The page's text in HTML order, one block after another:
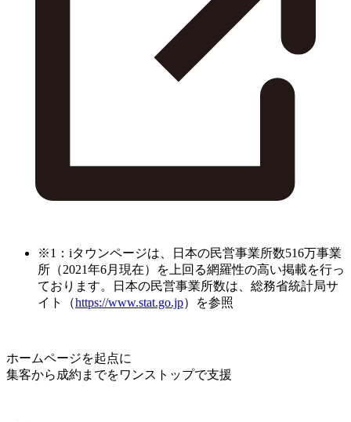
※1：iタウンページは、日本の民営事業所数516万事業
所（2021年6月現在）を上回る網羅性の高い掲載を行っ
ております。日本の民営事業所数は、総務省統計局サ
イト（https://www.stat.go.jp）を参照
ホームページを起点に
集客から成約までをワンストップで支援